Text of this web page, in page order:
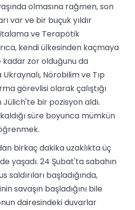
olmasına rağmen, son
var ve bir buçuk yıldır
ve Terapötik
kendi ülkesinden kaçmaya
zor olduğunu da
Nörobilim ve Tıp
görevlisi olarak çalıştığı
bir pozisyon aldı.
süre boyunca mümkün
birkaç dakika uzaklıkta üç
yaşadı. 24 Şubat'ta sabahın
saldırıları başladığında,
savaşın başladığını bile
dairesindeki duvarlar